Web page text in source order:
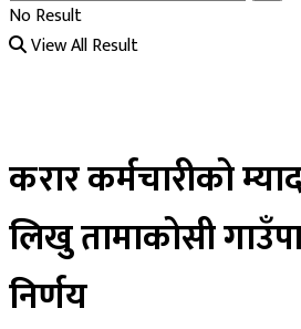
No Result
View All Result
करार कर्मचारीको
लिखु तामाकोसी
निर्णय